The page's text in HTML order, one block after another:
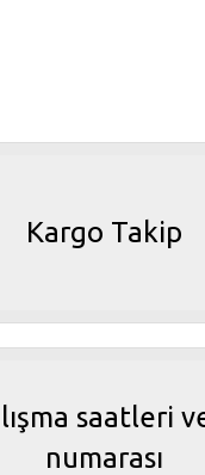
Kargo Takip
saatleri
numarası